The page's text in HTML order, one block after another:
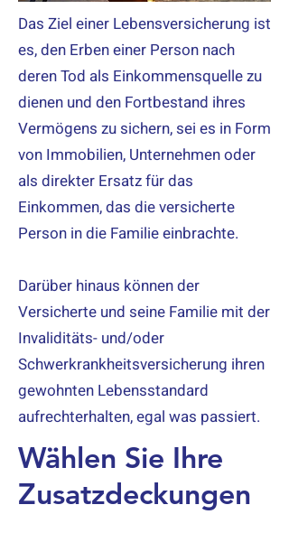
Das Ziel einer Lebensversicherung ist
es, den Erben einer Person nach
deren Tod als Einkommensquelle zu
dienen und den Fortbestand ihres
Vermögens zu sichern, sei es in Form
von Immobilien, Unternehmen oder
als direkter Ersatz für das
Einkommen, das die versicherte
Person in die Familie einbrachte.
Darüber hinaus können der
Versicherte und seine Familie mit der
Invaliditäts- und/oder
Schwerkrankheitsversicherung ihren
gewohnten Lebensstandard
aufrechterhalten, egal was passiert.
Wählen Sie Ihre
Zusatzdeckungen